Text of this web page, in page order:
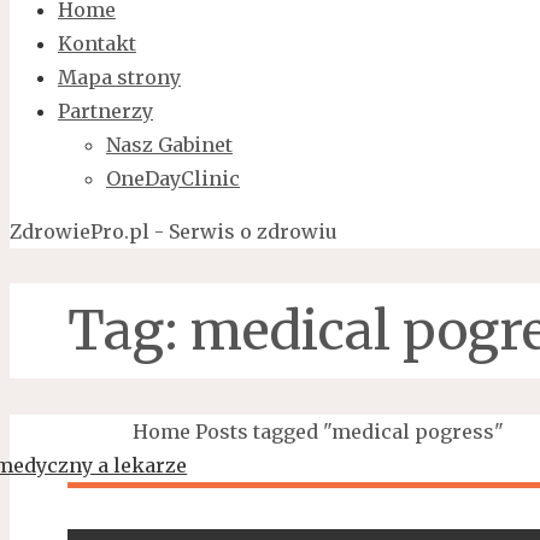
Home
Kontakt
Mapa strony
Partnerzy
Nasz Gabinet
OneDayClinic
ZdrowiePro.pl - Serwis o zdrowiu
Tag: medical
Home Posts tagged "medical pogress"